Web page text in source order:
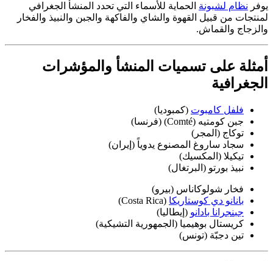
يوفر ​​​​​​​ نظام لشبونة الحماية للأسماء التي تحدد المنشأ الجغرافي
لمنتجات من قبيل القهوة والشاي والفاكهة والجبن والنبيذ والفخار
والزجاج والقماش.​​​​​​​
أمثلة على تسميات المنشأ والمؤشرات
الجغرافية
فلفل كامبوت (كمبوديا)
جبن كومتيه (Comté) (فرنسا)
توكاج (المجر)
سجاد ساروغ المصنوع يدوياً (إيران)
تيكيلا (المكسيك)
نبيذ بورتو (البرتغال)
فخار شولوكاناس (بيرو)
بانانو دي كوستاريكا (Costa Rica)
جبنجرانا بادانو (إيطاليا)
كريستال بوهيميا (الجمهورية التشيكية)
تين دجبّة (تونس)